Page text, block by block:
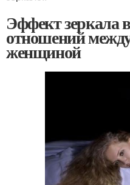
Эффект зеркала
отношений
женщиной